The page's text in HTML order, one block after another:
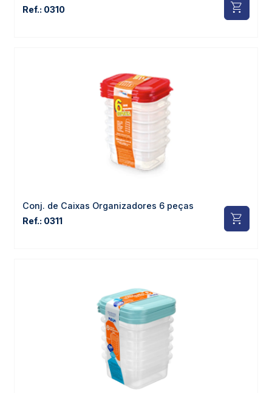
Ref.: 0310
Conj. de Caixas Organizadores 6 peças
Ref.: 0311